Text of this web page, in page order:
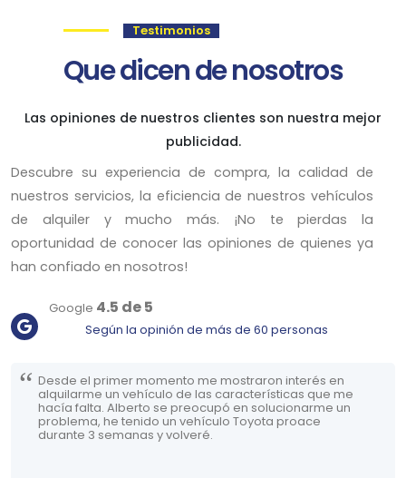
Testimonios
Que dicen de nosotros
Las opiniones de nuestros clientes son nuestra mejor
publicidad.
Descubre su experiencia de compra, la calidad de
nuestros servicios, la eficiencia de nuestros vehículos
de alquiler y mucho más. ¡No te pierdas la
oportunidad de conocer las opiniones de quienes ya
han confiado en nosotros!
Google 4.5 de 5
Según la opinión de más de 60 personas
Desde el primer momento me mostraron interés en
alquilarme un vehículo de las características que me
hacía falta. Alberto se preocupó en solucionarme un
problema, he tenido un vehículo Toyota proace
durante 3 semanas y volveré.